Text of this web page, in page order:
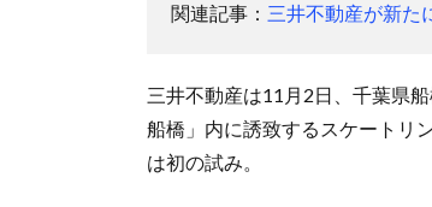
関連記事： 三井不動産が新た
三井不動産は11月2日、千葉県
船橋」内に誘致するスケートリ
は初の試み。